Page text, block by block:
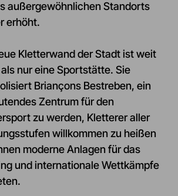
außergewöhnlichen Standorts
erhöht.
Kletterwand der Stadt ist weit
nur eine Sportstätte. Sie
Briançons Bestreben, ein
Zentrum für den
zu werden, Kletterer aller
willkommen zu heißen
moderne Anlagen für das
und internationale Wettkämpfe